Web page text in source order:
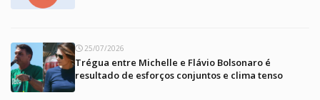
25/07/2026
Trégua entre Michelle e Flávio Bolsonaro é
resultado de esforços conjuntos e clima tenso